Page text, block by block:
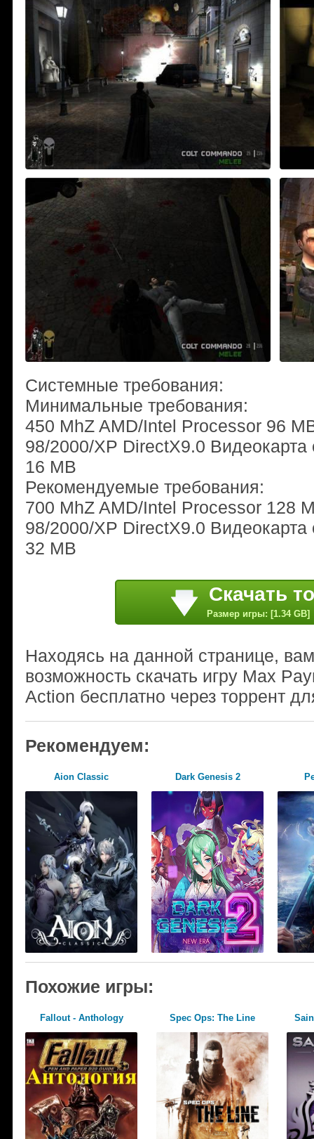
Системные требования:
Минимальные требования:
450 МhZ AMD/Intel Processor 96
98/2000/XP DirectX9.0
16 MB
Рекомендуемые требования:
700 МhZ AMD/Intel Processor 128
98/2000/XP DirectX9.0
32 MB
Скачать
Размер игры: [1.34 GB]
Находясь на данной странице,
возможность скачать игру Max
Action бесплатно через торрент
Рекомендуем:
Aion Classic Dark Genesis 2
Похожие игры:
Fallout - Anthology Spec Ops: The Line